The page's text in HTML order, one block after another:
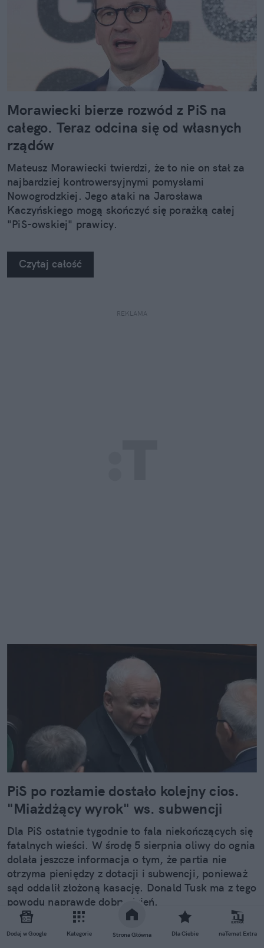
Dodaj w Google Kategorie Strona Główna Dla Ciebie naTemat Extra
Morawiecki bierze rozwód z PiS na
całego. Teraz odcina się od własnych
rządów
Mateusz Morawiecki twierdzi, że to nie on stał za
najbardziej kontrowersyjnymi pomysłami
Nowogrodzkiej. Jego ataki na Jarosława
Kaczyńskiego mogą skończyć się porażką całej
"PiS-owskiej" prawicy.
Czytaj całość
REKLAMA
PiS po rozłamie dostało kolejny cios.
"Miażdżący wyrok" ws. subwencji
Dla PiS ostatnie tygodnie to fala niekończących się
fatalnych wieści. W środę 5 sierpnia oliwy do ognia
dolała jeszcze informacja o tym, że partia nie
otrzyma pieniędzy z dotacji i subwencji, ponieważ
sąd oddalił złożoną kasację. Donald Tusk ma z tego
powodu naprawdę dobry dzień.
Czytaj całość